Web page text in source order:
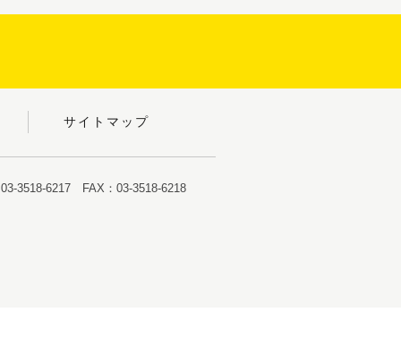
サイトマップ
3518-6217 FAX：03-3518-6218